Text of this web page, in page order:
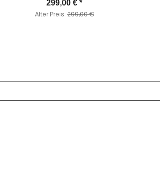
299,00 € *
Alter Preis:299,00 €